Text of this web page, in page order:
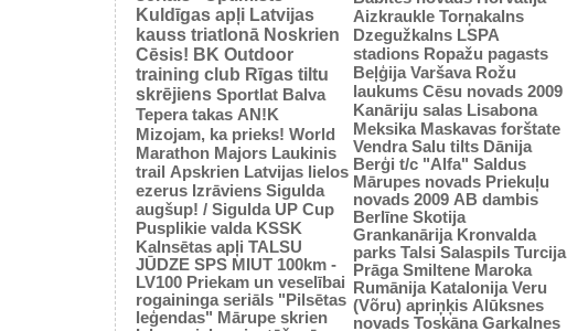
Kuldīgas apļi Latvijas
kauss triatlonā Noskrien
Cēsis! BK Outdoor
training club Rīgas tiltu
skrējiens Sportlat Balva
Tepera takas AN!K
Mizojam, ka prieks! World
Marathon Majors Laukinis
trail Apskrien Latvijas lielos
ezerus Izrāviens Sigulda
augšup! / Sigulda UP Cup
Pusplikie valda KSSK
Kalnsētas apļi TALSU
JŪDZE SPS MIUT 100km -
LV100 Priekam un veselībai
rogaininga seriāls "Pilsētas
leģendas" Mārupe skrien
Aizkraukle Torņakalns
Dzegužkalns LSPA
stadions Ropažu pagasts
Beļģija Varšava Rožu
laukums Cēsu novads 2009
Kanāriju salas Lisabona
Meksika Maskavas forštate
Vendra Salu tilts Dānija
Berģi t/c "Alfa" Saldus
Mārupes novads Priekuļu
novads 2009 AB dambis
Berlīne Skotija
Grankanārija Kronvalda
parks Talsi Salaspils Turcija
Prāga Smiltene Maroka
Rumānija Katalonija Veru
(Võru) apriņķis Alūksnes
novads Toskāna Garkalnes